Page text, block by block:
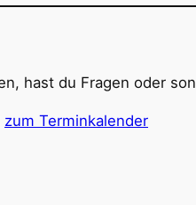
hast du Fragen oder
zum Terminkalender